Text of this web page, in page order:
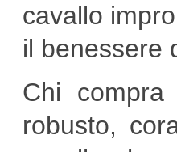
cavallo
il benessere
Chi
robusto,